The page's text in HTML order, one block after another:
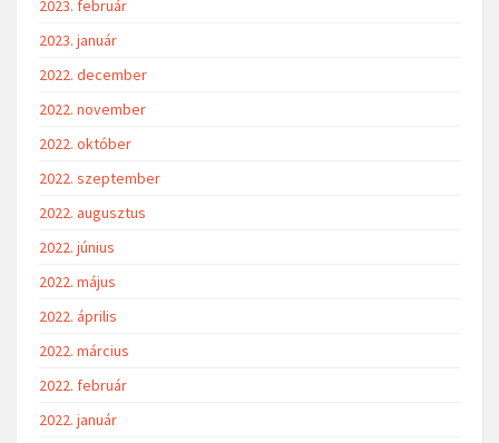
2023. február
2023. január
2022. december
2022. november
2022. október
2022. szeptember
2022. augusztus
2022. június
2022. május
2022. április
2022. március
2022. február
2022. január